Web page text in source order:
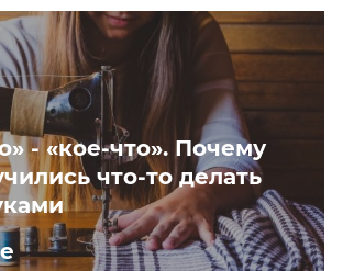
- «кое-что». Почему
что-то делать